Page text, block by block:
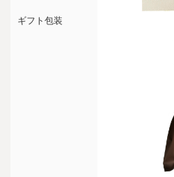
ギフト包装